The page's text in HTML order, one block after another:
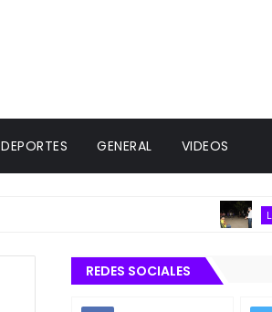
DEPORTES GENERAL VIDEOS
LOCAL
REDES SOCIALES